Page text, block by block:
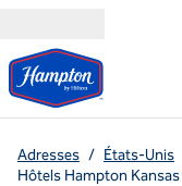
Adresses / États-Unis
Hôtels Hampton